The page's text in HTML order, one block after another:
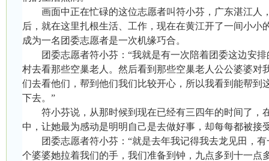
画面中正在忙碌的这位志愿者叫符小芬，广东湛江人
后，就在这里扎根生活、工作，现在在黄江开了一间小小
成为一名团委志愿者是一次机缘巧合。
团委志愿者符小芬：“我就是有一次陪着团委这边安排
村去看那些空巢老人。然后看到那些空巢老人公公婆婆对
们去看他们，帮到他们我们比较开心，所以我看到能帮到
下去。”
符小芬说，从那时候到现在已经有三四年的时间了，
中，让她最为感动是明明自己是去做好事，却每每都被接
团委志愿者符小芬：“就是去年我记得我去龙见田，有
个婆婆她拉着我们的手，我们准备到钟，九点多到十一点